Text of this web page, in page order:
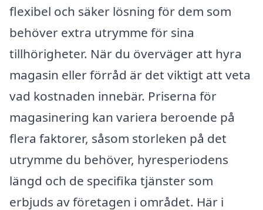
flexibel och säker lösning för dem som
behöver extra utrymme för sina
tillhörigheter. När du överväger att hyra
magasin eller förråd är det viktigt att veta
vad kostnaden innebär. Priserna för
magasinering kan variera beroende på
flera faktorer, såsom storleken på det
utrymme du behöver, hyresperiodens
längd och de specifika tjänster som
erbjuds av företagen i området. Här i